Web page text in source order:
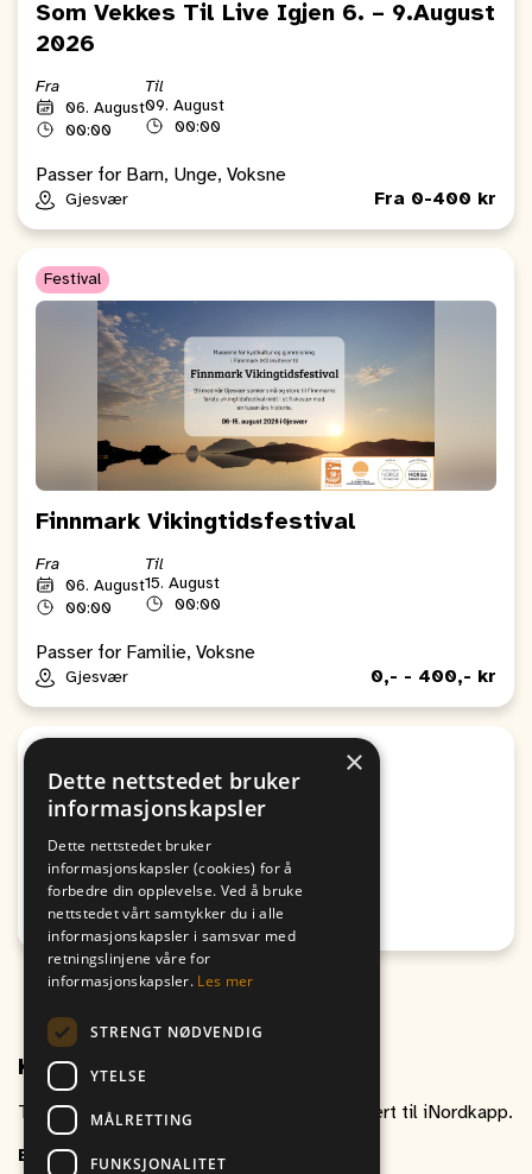
Som Vekkes Til Live Igjen 6. – 9.August
2026
Fra
06. August
00:00
Til
09. August
00:00
Passer for Barn, Unge, Voksne
Gjesvær Fra 0-400 kr
Festival
Finnmark Vikingtidsfestival
Fra
06. August
00:00
Til
15. August
00:00
Passer for Familie, Voksne
Gjesvær 0,- - 400,- kr
Egenandel Altaturnering
Fra
Til
09. August
11:00
Honningsvåg
Kontakt oss
Ta gjerne kontakt om du har spørsmål relatert til iNordkapp.
E-post inordkapp@vitikka.no
×
Dette nettstedet bruker
informasjonskapsler
Dette nettstedet bruker
informasjonskapsler (cookies) for å
forbedre din opplevelse. Ved å bruke
nettstedet vårt samtykker du i alle
informasjonskapsler i samsvar med
retningslinjene våre for
informasjonskapsler. Les mer
STRENGT NØDVENDIG
YTELSE
MÅLRETTING
FUNKSJONALITET